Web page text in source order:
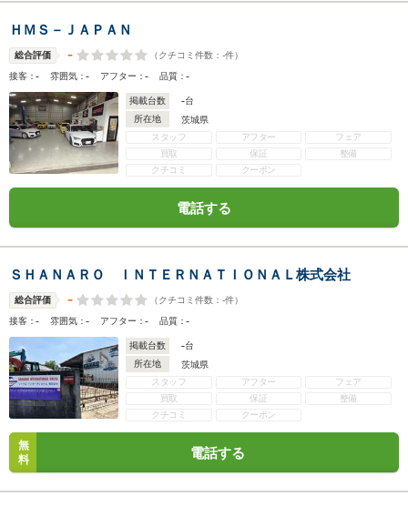
ＨＭＳ－ＪＡＰＡＮ
総合評価 - （クチコミ件数： -件）
接客：- 雰囲気：- アフター：- 品質：-
掲載台数 -台
所在地
茨城県
スタッフ
アフター
フェア
買取
保証
整備
クチコミ
クーポン
電話する
ＳＨＡＮＡＲＯ ＩＮＴＥＲＮＡＴＩＯＮＡＬ株式会社
総合評価 - （クチコミ件数： -件）
接客：- 雰囲気：- アフター：- 品質：-
掲載台数 -台
所在地
茨城県
スタッフ
アフター
フェア
買取
保証
整備
クチコミ
クーポン
無
料
電話する